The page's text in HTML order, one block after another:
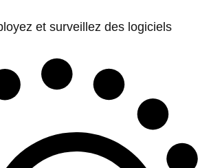
et surveillez des logiciels